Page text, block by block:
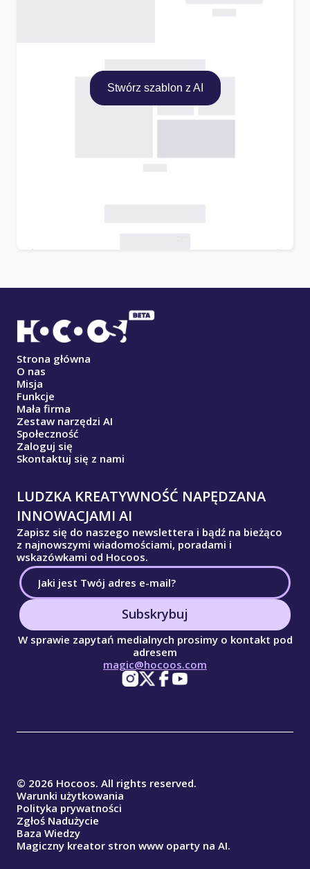
Stwórz szablon z AI
Strona główna
O nas
Misja
Funkcje
Mała firma
Zestaw narzędzi AI
Społeczność
Zaloguj się
Skontaktuj się z nami
LUDZKA KREATYWNOŚĆ NAPĘDZANA
INNOWACJAMI AI
Zapisz się do naszego newslettera i bądź na bieżąco
z najnowszymi wiadomościami, poradami i
wskazówkami od Hocoos.
Subskrybuj
W sprawie zapytań medialnych prosimy o kontakt pod
adresem
magic@hocoos.com
© 2026 Hocoos. All rights reserved.
Warunki użytkowania
Polityka prywatności
Zgłoś Nadużycie
Baza Wiedzy
Magiczny kreator stron www oparty na AI.